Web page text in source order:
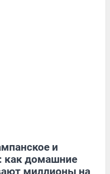
и
как домашние